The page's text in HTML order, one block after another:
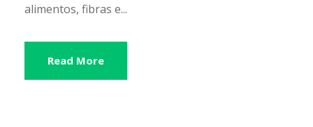
alimentos, fibras e...
Read More